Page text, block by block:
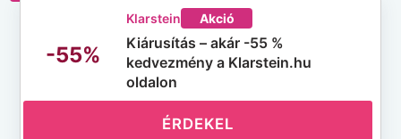
-55%
Klarstein Akció
Kiárusítás – akár -55 %
kedvezmény a Klarstein.hu
oldalon
ÉRDEKEL